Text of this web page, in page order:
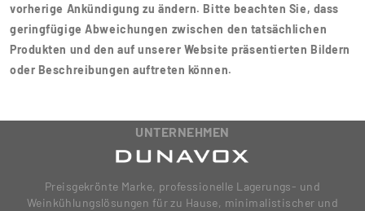
vorherige Ankündigung zu ändern. Bitte beachten Sie, dass
geringfügige Abweichungen zwischen den tatsächlichen
Produkten und den auf unserer Website präsentierten Bildern
oder Beschreibungen auftreten können.
UNTERNEHMEN
Preisgekrönte Marke, professionelle Lagerungs- und
Weinkühlungslösungen für zu Hause, minimalistischer und